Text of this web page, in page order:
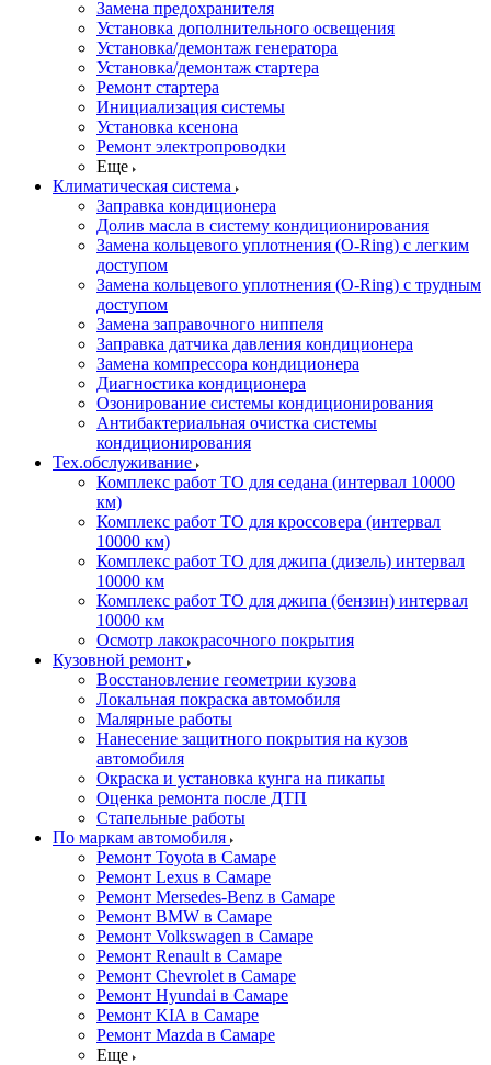
Замена предохранителя
Установка дополнительного освещения
Установка/демонтаж генератора
Установка/демонтаж стартера
Ремонт стартера
Инициализация системы
Установка ксенона
Ремонт электропроводки
Еще
Климатическая система
Заправка кондиционера
Долив масла в систему кондиционирования
Замена кольцевого уплотнения (O-Ring) с легким
доступом
Замена кольцевого уплотнения (O-Ring) с трудным
доступом
Замена заправочного ниппеля
Заправка датчика давления кондиционера
Замена компрессора кондиционера
Диагностика кондиционера
Озонирование системы кондиционирования
Антибактериальная очистка системы
кондиционирования
Тех.обслуживание
Комплекс работ ТО для седана (интервал 10000
км)
Комплекс работ ТО для кроссовера (интервал
10000 км)
Комплекс работ ТО для джипа (дизель) интервал
10000 км
Комплекс работ ТО для джипа (бензин) интервал
10000 км
Осмотр лакокрасочного покрытия
Кузовной ремонт
Восстановление геометрии кузова
Локальная покраска автомобиля
Малярные работы
Нанесение защитного покрытия на кузов
автомобиля
Окраска и установка кунга на пикапы
Оценка ремонта после ДТП
Стапельные работы
По маркам автомобиля
Ремонт Toyota в Самаре
Ремонт Lexus в Самаре
Ремонт Mersedes-Benz в Самаре
Ремонт BMW в Самаре
Ремонт Volkswagen в Самаре
Ремонт Renault в Самаре
Ремонт Chevrolet в Самаре
Ремонт Hyundai в Самаре
Ремонт KIA в Самаре
Ремонт Mazda в Самаре
Еще